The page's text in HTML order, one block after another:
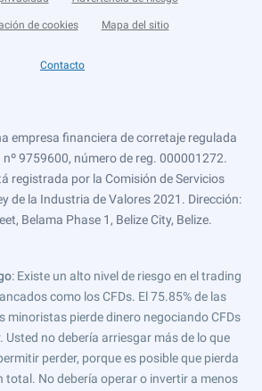
de cookies Mapa del sitio
Contacto
empresa financiera de corretaje regulada
nº 9759600, número de reg. 000001272.
registrada por la Comisión de Servicios
de la Industria de Valores 2021. Dirección:
Belama Phase 1, Belize City, Belize.
: Existe un alto nivel de riesgo en el trading
como los CFDs. El 75.85% de las
minoristas pierde dinero negociando CFDs
Usted no debería arriesgar más de lo que
perder, porque es posible que pierda
total. No debería operar o invertir a menos